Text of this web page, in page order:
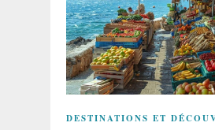
DESTINATIONS ET